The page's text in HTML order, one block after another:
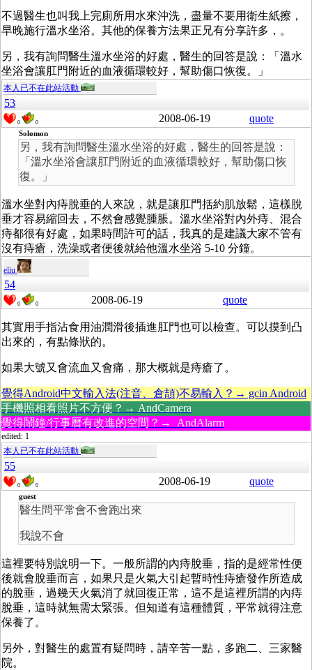
不過醫生也叫我上完廁所用水來沖洗，盡量不要用衛生紙擦，
早晚施行溫水坐浴。其他的保養方法果正兄有分享許多，。
另，我有詢問醫生溫水坐浴的好處，醫生的回答是說：「溫水
坐浴會讓肛門附近的血液循環較好，幫助傷口恢復。」
本人已不在此站活動
53
0 0 2008-06-19 quote
Solomon
另，我有詢問醫生溫水坐浴的好處，醫生的回答是說：
「溫水坐浴會讓肛門附近的血液循環較好，幫助傷口恢
復。」
溫水坐對內痔脫垂的人來說，就是讓肛門括約肌放鬆，這樣脫
垂才容易縮回去，不然會感覺腫脹。溫水坐浴對內外痔、混合
痔都很有好處，如果時間許可的話，我真的是建議大家不管有
沒有痔瘡，洗澡或者便後就給他溫水坐浴 5-10 分鐘。
eliu
54
0 0 2008-06-19 quote
其實用手指沾食用油潤滑後插進肛門也可以檢查。可以摸到凸
出來的，有點條狀的。
如果大號又會流血又會痛，那大概就是痔瘡了。
覺得Android中文輸入法(注音、倉頡)不易輸入？→ gcin Android
手機照相看照片不方便？→ AndCamera
覺得鬧鐘/行事曆有改進的空間？→ AndAlarm
edited: 1
本人已不在此站活動
55
0 0 2008-06-19 quote
guest
醫生問平常會不會跑出來
我說不會
這裡要特別說明一下。一般所謂的內痔脫垂，指的是經常性便
後就會脫垂而言，如果只是火氣大引起暫時性痔瘡發作所造成
的脫垂，過幾天火氣消了就回復正常，這不是這裡所謂的內痔
脫垂，這時就無需太緊張。但知道有這種體質，平常就得注意
保養了。
另外，對醫生的處置有疑問時，請辛苦一點，多跑二、三家醫
院。